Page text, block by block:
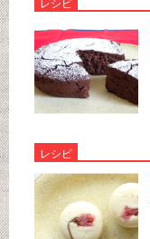
レシピ
レシピ